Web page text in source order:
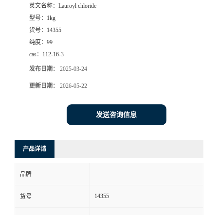
英文名称： Lauroyl chloride
型号： 1kg
货号： 14355
纯度： 99
cas： 112-16-3
发布日期： 2025-03-24
更新日期： 2026-05-22
发送咨询信息
产品详请
品牌
货号 14355